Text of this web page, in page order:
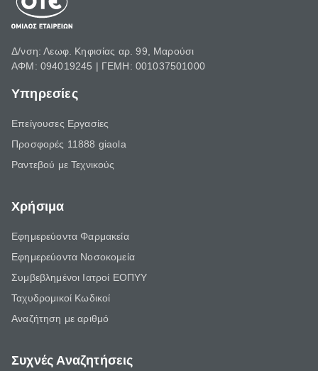
Δ/νση: Λεωφ. Κηφισίας αρ. 99, Μαρούσι
ΑΦΜ: 094019245 | ΓΕΜΗ: 001037501000
Υπηρεσίες
Επείγουσες Εργασίες
Προσφορές 11888 giaola
Ραντεβού με Τεχνικούς
Χρήσιμα
Εφημερεύοντα Φαρμακεία
Εφημερεύοντα Νοσοκομεία
Συμβεβλημένοι Ιατροί ΕΟΠΥΥ
Ταχυδρομικοί Κωδικοί
Αναζήτηση με αριθμό
Συχνές Αναζητήσεις